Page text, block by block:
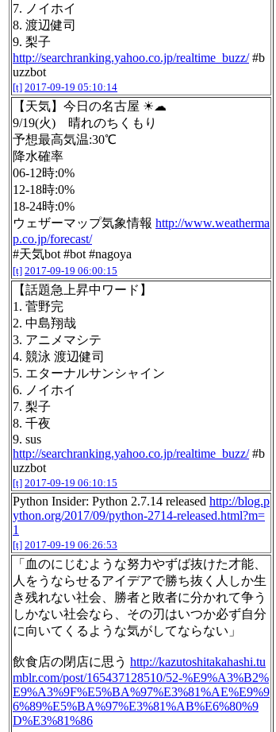
7. ノイホイ
8. 渡辺健司
9. 梨子
http://searchranking.yahoo.co.jp/realtime_buzz/#b
uzzbot
[t] 2017-09-19 05:10:14
【天気】今日の名古屋 ☀☁
9/19(火) 晴れのちくもり
予想最高気温:30℃
降水確率
06-12時:0%
12-18時:0%
18-24時:0%
ウェザーマップ気象情報 http://www.weatherma
p.co.jp/forecast/
#天気bot #bot #nagoya
[t] 2017-09-19 06:00:15
【話題急上昇中ワード】
1. 菅野完
2. 中島翔哉
3. アニメマシテ
4. 競泳 渡辺健司
5. エターナルサンシャイン
6. ノイホイ
7. 梨子
8. 千夜
9. sus
http://searchranking.yahoo.co.jp/realtime_buzz/#b
uzzbot
[t] 2017-09-19 06:10:15
Python Insider: Python 2.7.14 released http://blog.p
ython.org/2017/09/python-2714-released.html?m=
1
[t] 2017-09-19 06:26:53
「血のにじむような努力やずば抜けた才能、
人をうならせるアイデアで勝ち抜く人しか生
き残れない社会、勝者と敗者に分かれて争う
しかない社会なら、その刃はいつか必ず自分
に向いてくるような気がしてならない」
飲食店の閉店に思う http://kazutoshitakahashi.tu
mblr.com/post/165437128510/52-%E9%A3%B2%
E9%A3%9F%E5%BA%97%E3%81%AE%E9%9
6%89%E5%BA%97%E3%81%AB%E6%80%9
D%E3%81%86